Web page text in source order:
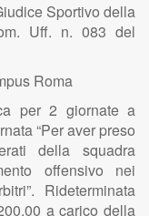
Sportivo della
Uff. n. 083 del
Roma
per 2 giornate a
“Per aver preso
della squadra
offensivo nei
Rideterminata
a carico della